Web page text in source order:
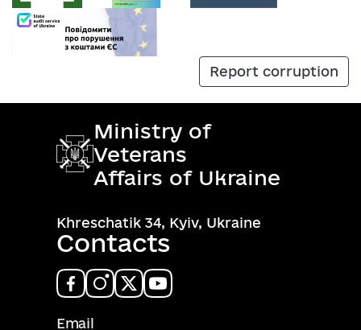
Report corruption
Ministry of
Veterans
Affairs of Ukraine
Khreschatik 34, Kyiv, Ukraine
Contacts
Email